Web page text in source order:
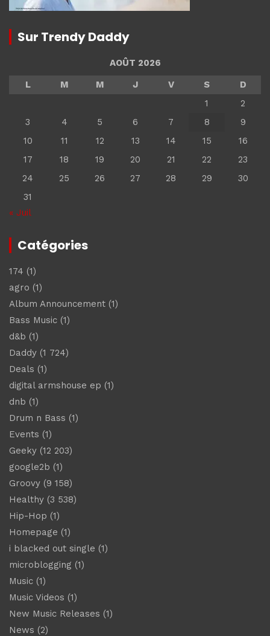
Sur Trendy Daddy
AOÛT 2026
L
M M J V S
D
1
2
3
4 5 6 7 8
9
10
11 12 13 14 15
16
17
18 19 20 21 22
23
24
25 26 27 28 29
30
31
« Juil
Catégories
174 (1)
agro (1)
Album Announcement (1)
Bass Music (1)
d&b (1)
Daddy (1 724)
Deals (1)
digital armshouse ep (1)
dnb (1)
Drum n Bass (1)
Events (1)
Geeky (12 203)
google2b (1)
Groovy (9 158)
Healthy (3 538)
Hip-Hop (1)
Homepage (1)
i blacked out single (1)
microblogging (1)
Music (1)
Music Videos (1)
New Music Releases (1)
News (2)